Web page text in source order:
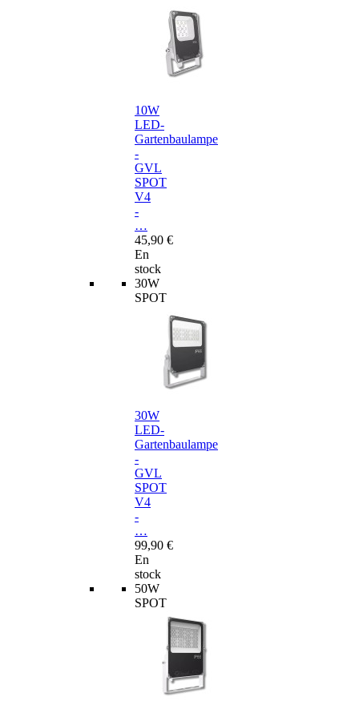
10W
LED-
Gartenbaulampe
-
GVL
SPOT
V4
-
…
45,90 €
En
stock
30W
SPOT
30W
LED-
Gartenbaulampe
-
GVL
SPOT
V4
-
…
99,90 €
En
stock
50W
SPOT